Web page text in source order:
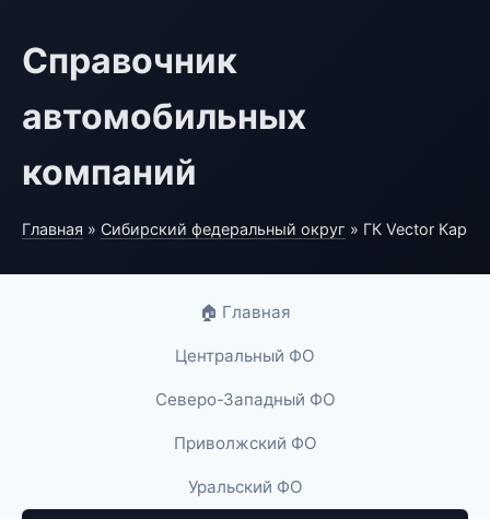
Справочник
автомобильных
компаний
Главная » Сибирский федеральный округ » ГК Vector Кар
🏠 Главная
Центральный ФО
Северо-Западный ФО
Приволжский ФО
Уральский ФО